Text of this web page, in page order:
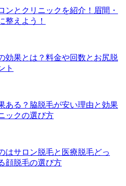
ンとクリニックを紹介！眉間・
整えよう！
効果とは？料金や回数とお尻脱
ト
ある？脇脱毛が安い理由と効果
ックの選び方
はサロン脱毛と医療脱毛どっ
顔脱毛の選び方